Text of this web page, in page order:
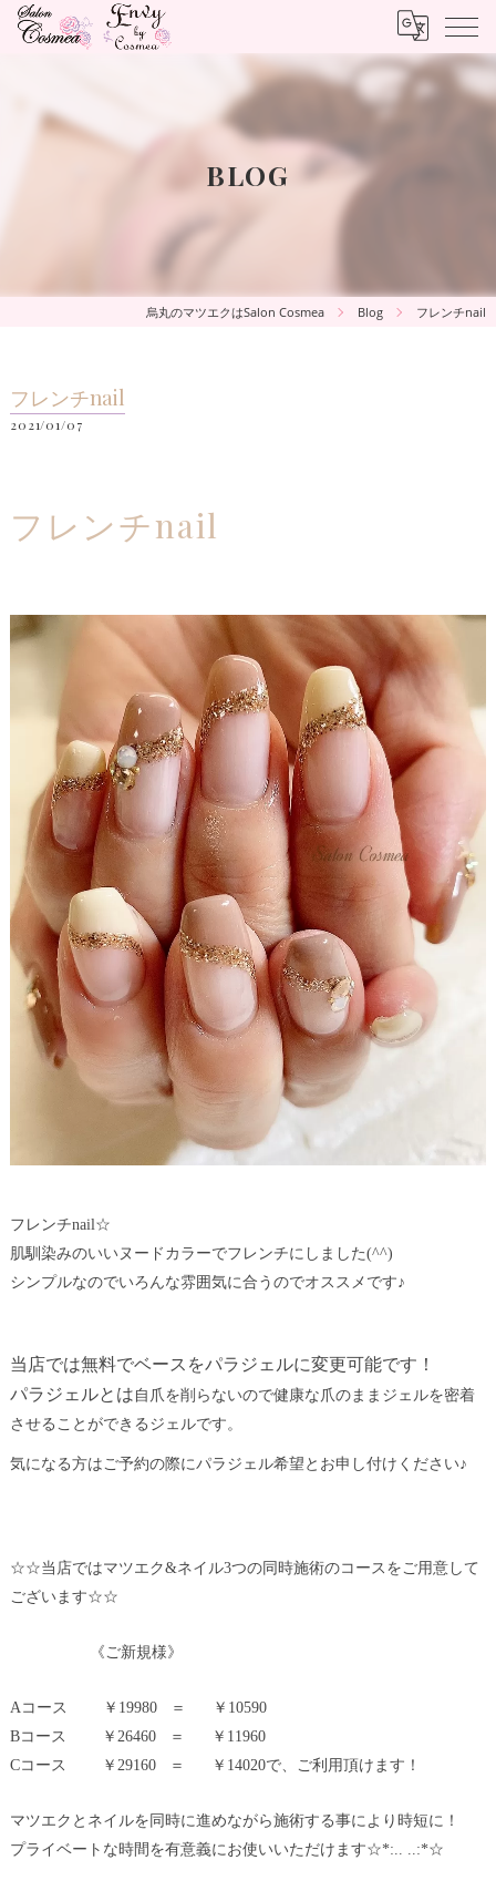
BLOG
烏丸のマツエクはSalon Cosmea Blog フレンチnail
フレンチnail
2021/01/07
フレンチnail
フレンチnail☆
肌馴染みのいいヌードカラーでフレンチにしました(^^)
シンプルなのでいろんな雰囲気に合うのでオススメです♪
当店では無料でベースをパラジェルに変更可能です！
パラジェルとは 自爪を削らないので健康な爪のままジェルを密着
させることができるジェルです。
気になる方はご予約の際にパラジェル希望とお申し付けください♪
☆☆当店ではマツエク&ネイル3つの同時施術のコースをご用意して
ございます☆☆
《ご新規様》
Aコース ￥19980 ＝ ￥10590
Bコース ￥26460 ＝ ￥11960
Cコース ￥29160 ＝ ￥14020で、ご利用頂けます！
マツエクとネイルを同時に進めながら施術する事により時短に！
プライベートな時間を有意義にお使いいただけます☆*:.. ..:*☆